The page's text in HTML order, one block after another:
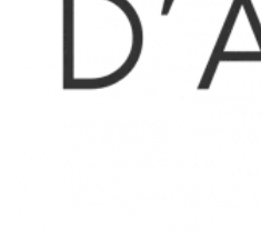
LOCAL
COMMERCIAL
Réf. 86044931
2 200 € / Mois